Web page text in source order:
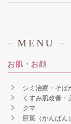
MENU
お肌・お顔
シミ治療・そば
くすみ肌改善・
クマ
肝斑（かんぱん